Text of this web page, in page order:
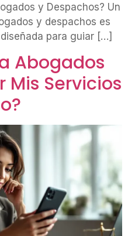
y Despachos? Un
y despachos es
para guiar […]
Abogados
Mis Servicios